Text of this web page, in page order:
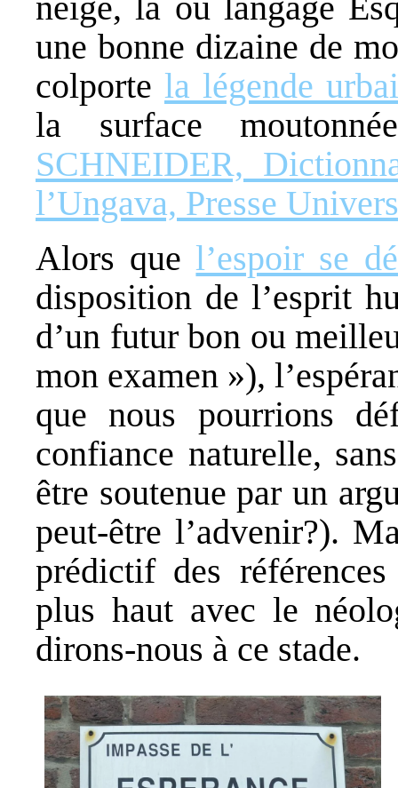
une bonne dizaine de
colporte la légende
la surface
SCHNEIDER,
l’Ungava, Presse
Alors que l’espoir se
disposition de l’esprit
d’un futur bon ou
mon examen »),
que nous pourrions
confiance naturelle,
être soutenue par un
peut-être l’advenir?).
prédictif des
plus haut avec le
dirons-nous à ce stade.